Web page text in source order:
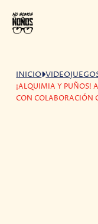
INICIO
¡ALQUIMIA Y PUÑOS!
CON COLABORACIÓN